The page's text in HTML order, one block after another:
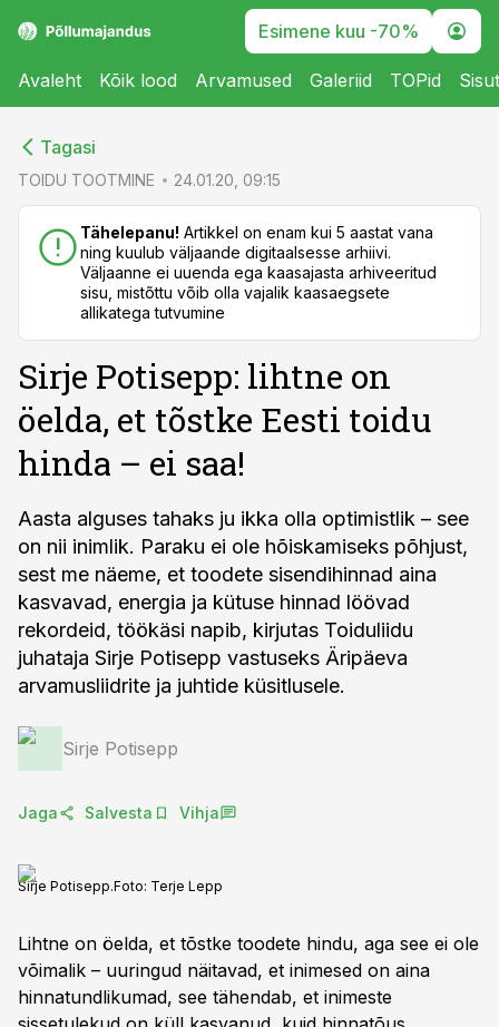
Esimene kuu -70%
Avaleht Kõik lood Arvamused Galeriid TOPid
Tagasi
TOIDU TOOTMINE 24.01.20, 09:15
Tähelepanu! Artikkel on enam kui 5 aastat vana
ning kuulub väljaande digitaalsesse arhiivi.
Väljaanne ei uuenda ega kaasajasta arhiveeritud
sisu, mistõttu võib olla vajalik kaasaegsete
allikatega tutvumine
Sirje Potisepp: lihtne on
öelda, et tõstke Eesti toidu
hinda – ei saa!
Aasta alguses tahaks ju ikka olla optimistlik – see
on nii inimlik. Paraku ei ole hõiskamiseks põhjust,
sest me näeme, et toodete sisendihinnad aina
kasvavad, energia ja kütuse hinnad löövad
rekordeid, töökäsi napib, kirjutas Toiduliidu
juhataja Sirje Potisepp vastuseks Äripäeva
arvamusliidrite ja juhtide küsitlusele.
Sirje Potisepp
Jaga Salvesta Vihja
Sirje Potisepp.Foto: Terje Lepp
Lihtne on öelda, et tõstke toodete hindu, aga see ei ole
võimalik – uuringud näitavad, et inimesed on aina
hinnatundlikumad, see tähendab, et inimeste